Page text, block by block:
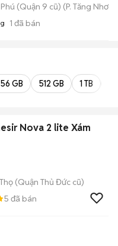
(Quận 9 cũ) (P. Tăng Nhơn
1 đã bán
GB 512 GB 1 TB
Nova 2 lite Xám
(Quận Thủ Đức cũ)
5 đã bán